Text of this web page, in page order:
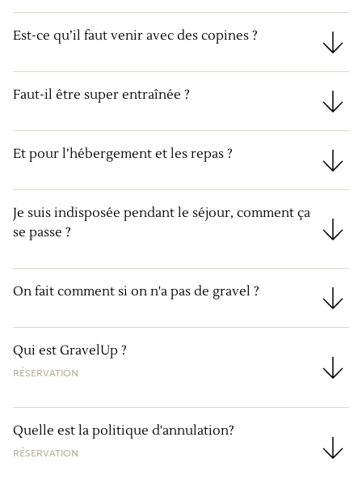
Est-ce qu’il faut venir avec des copines ?
Faut-il être super entraînée ?
Et pour l’hébergement et les repas ?
Je suis indisposée pendant le séjour, comment ça se
Je suis indisposée pendant le séjour, comment ça
se passe ?
On fait comment si on n'a pas de gravel ?
Qui est GravelUp ?
Qui est GravelUp ?
RÉSERVATION
Quelle est la politique d'annulation?
Quelle est la politique d'annulation?
RÉSERVATION